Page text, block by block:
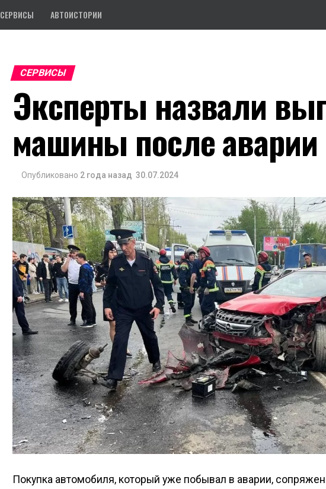
СЕРВИСЫ АВТОИСТОРИИ
СЕРВИСЫ
Эксперты назвали
машины после аварии
Опубликовано 2 года назад 30.07.2024
Покупка автомобиля, который уже побывал в аварии,